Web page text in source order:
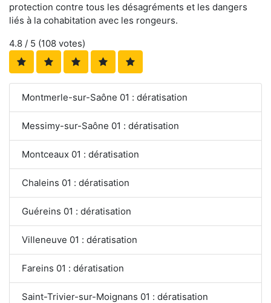
protection contre tous les désagréments et les dangers
liés à la cohabitation avec les rongeurs.
4.8 / 5 (108 votes)
Montmerle-sur-Saône 01 : dératisation
Messimy-sur-Saône 01 : dératisation
Montceaux 01 : dératisation
Chaleins 01 : dératisation
Guéreins 01 : dératisation
Villeneuve 01 : dératisation
Fareins 01 : dératisation
Saint-Trivier-sur-Moignans 01 : dératisation